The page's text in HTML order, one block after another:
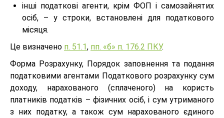
інші податкові агенти, крім ФОП і самозайнятих
осіб, – у строки, встановлені для податкового
місяця.
Це визначено п. 51.1, пп. «б» п. 176.2 ПКУ.
Форма Розрахунку, Порядок заповнення та подання
податковими агентами Податкового розрахунку сум
доходу, нарахованого (сплаченого) на користь
платників податків – фізичних осіб, і сум утриманого
з них податку, а також сум нарахованого єдиного